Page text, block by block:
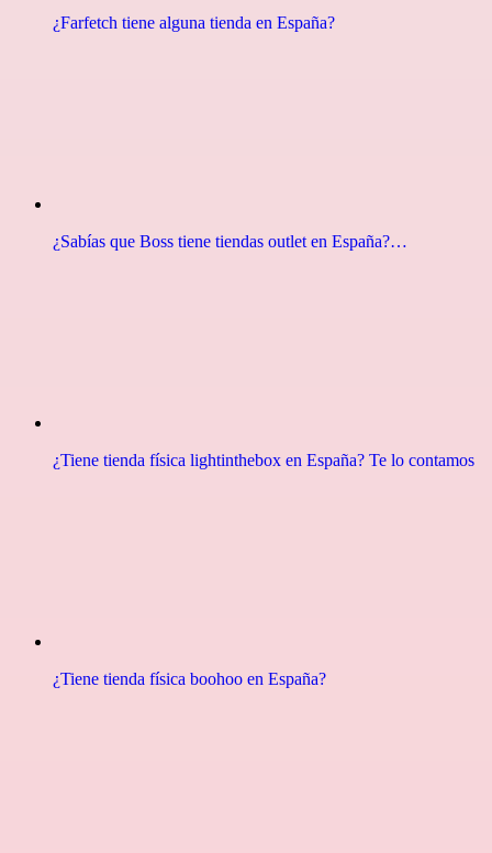
¿Farfetch tiene alguna tienda en España?
¿Sabías que Boss tiene tiendas outlet en España?…
¿Tiene tienda física lightinthebox en España? Te lo contamos
¿Tiene tienda física boohoo en España?